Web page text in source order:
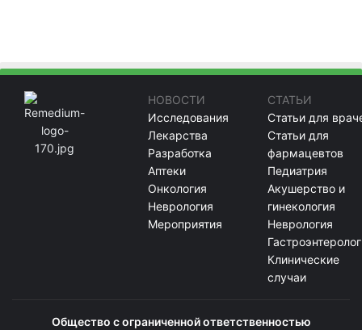
НОВОСТИ
Исследования
Лекарства
Разработка
Аптеки
Онкология
Неврология
Мероприятия
СТАТЬИ
Статьи для
Статьи для
фармацевтов
Педиатрия
Акушерство и
гинекология
Неврология
Клинические
случаи
Общество с ограниченной ответственностью